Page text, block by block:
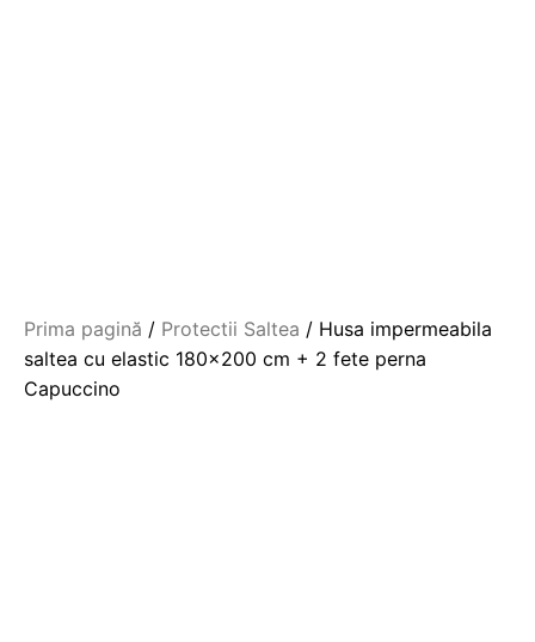
Prima pagină Protectii Saltea
Husa impermeabila
saltea cu elastic 180×200 cm + 2 fete perna
Capuccino